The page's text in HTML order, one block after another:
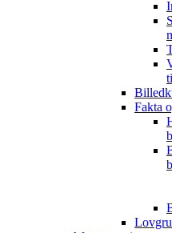
Fakta